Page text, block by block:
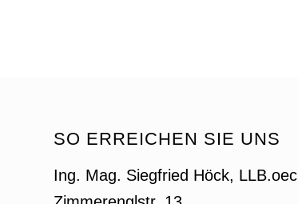
SO ERREICHEN SIE UNS
Ing. Mag. Siegfried Höck, LLB.oec